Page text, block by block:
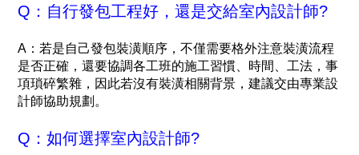
Q：自行發包工程好，還是交給室內設計師?
A：若是自己發包裝潢順序，不僅需要格外注意裝潢流程
是否正確，還要協調各工班的施工習慣、時間、工法，事
項瑣碎繁雜，因此若沒有裝潢相關背景，建議交由專業設
計師協助規劃。
Q：如何選擇室內設計師?